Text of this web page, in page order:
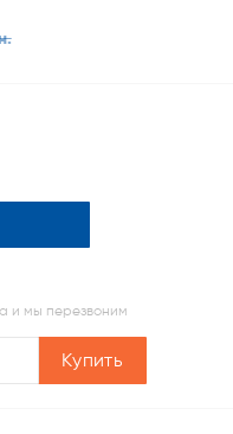
и мы перезвоним
Купить